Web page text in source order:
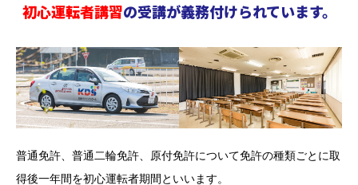
企業安全運転研修 学校交通安全講習
教習生ページ
初心運転者講習の受講が義務付けられています。
普通免許、普通二輪免許、原付免許について免許の種類ごとに取
得後一年間を初心運転者期間といいます。